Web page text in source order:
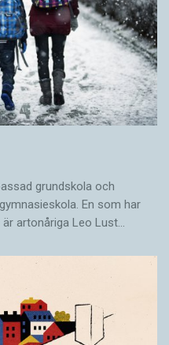
grundskola och
En som har
artonåriga Leo Lust…